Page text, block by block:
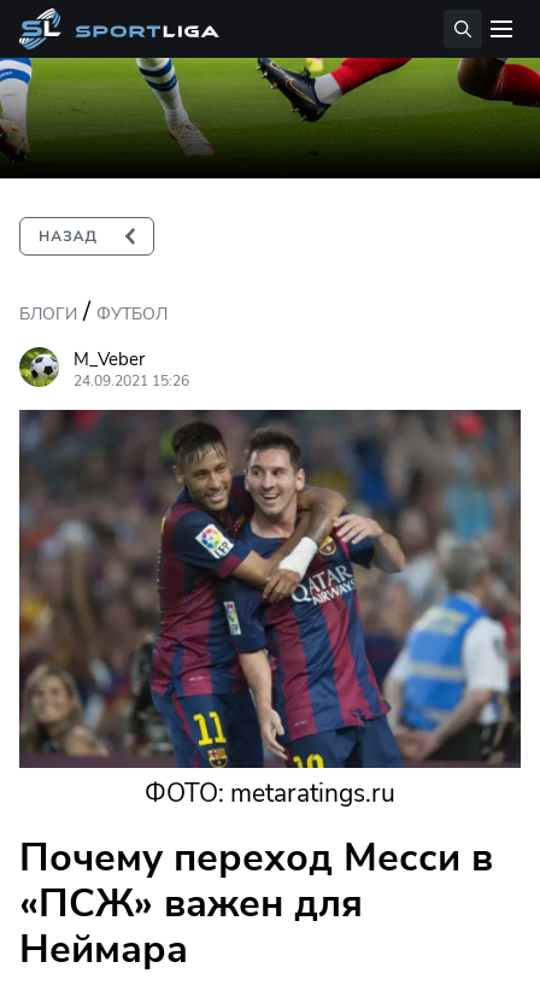
БЛОГИ / ФУТБОЛ
M_Veber
24.09.2021 15:26
ФОТО: metaratings.ru
Почему переход Месси в
«ПСЖ» важен для
Неймара